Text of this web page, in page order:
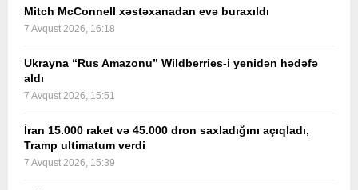
Mitch McConnell xəstəxanadan evə buraxıldı
7 Avqust 2026, 16:18
Ukrayna “Rus Amazonu” Wildberries-i yenidən hədəfə
aldı
7 Avqust 2026, 15:51
İran 15.000 raket və 45.000 dron saxladığını açıqladı,
Tramp ultimatum verdi
7 Avqust 2026, 15:39